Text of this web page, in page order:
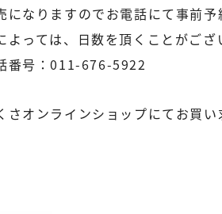
になりますのでお電話にて事前予
よっては、日数を頂くことがござ
番号：011-676-5922
さオンラインショップにてお買